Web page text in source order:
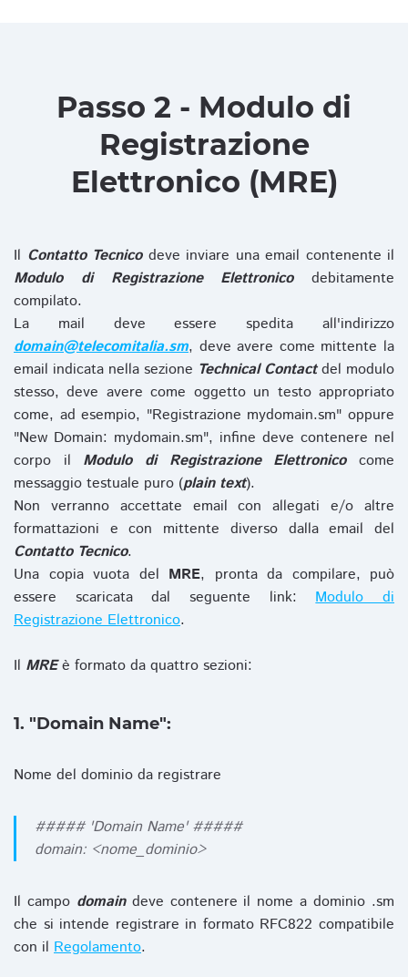
Passo 2 - Modulo di
Registrazione
Elettronico (MRE)
Il Contatto Tecnicodeve inviare una email contenente il
Modulo di Registrazione Elettronicodebitamente
compilato.
La mail deve essere spedita all'indirizzo
domain@telecomitalia.sm, deve avere come mittente la
email indicata nella sezione Technical Contactdel modulo
stesso, deve avere come oggetto un testo appropriato
come, ad esempio, "Registrazione mydomain.sm" oppure
"New Domain: mydomain.sm", infine deve contenere nel
corpo il Modulo di Registrazione Elettronicocome
messaggio testuale puro (plain text).
Non verranno accettate email con allegati e/o altre
formattazioni e con mittente diverso dalla email del
Contatto Tecnico.
Una copia vuota del MRE, pronta da compilare, può
essere scaricata dal seguente link:Modulo di
Registrazione Elettronico.
Il MREè formato da quattro sezioni:
1. "Domain Name":
Nome del dominio da registrare
##### 'Domain Name' #####
domain: <nome_dominio>
Il campo domaindeve contenere il nome a dominio .sm
che si intende registrare in formato RFC822 compatibile
con il Regolamento.